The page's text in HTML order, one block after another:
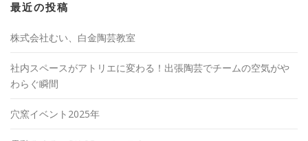
最近の投稿
株式会社むい、白金陶芸教室
社内スペースがアトリエに変わる！出張陶芸でチームの空気がや
わらぐ瞬間
穴窯イベント2025年